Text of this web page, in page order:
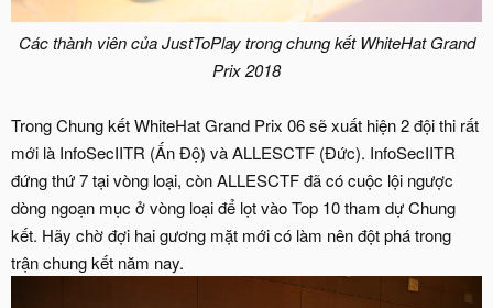
Các thành viên của JustToPlay trong chung kết WhiteHat Grand
Prix 2018
Trong Chung kết WhiteHat Grand Prix 06 sẽ xuất hiện 2 đội thi rất
mới là InfoSecIITR (Ấn Độ) và ALLESCTF (Đức). InfoSecIITR
đứng thứ 7 tại vòng loại, còn ALLESCTF đã có cuộc lội ngược
dòng ngoạn mục ở vòng loại để lọt vào Top 10 tham dự Chung
kết. Hãy chờ đợi hai gương mặt mới có làm nên đột phá trong
trận chung kết năm nay.​